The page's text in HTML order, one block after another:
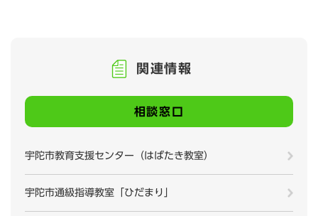
関連情報
相談窓口
宇陀市教育支援センター（はばたき教室）
宇陀市通級指導教室「ひだまり」